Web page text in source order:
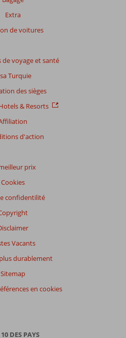
Extra
de voitures
de voyage et santé
Turquie
des sièges
& Resorts
d'action
prix
Cookies
confidentilité
Vacants
durablement
Sitemap
en cookies
DES PAYS